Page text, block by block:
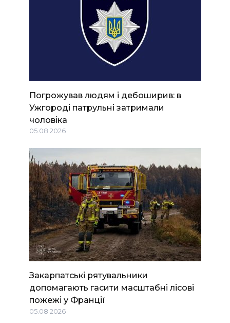
Погрожував людям і дебоширив: в
Ужгороді патрульні затримали
чоловіка
05.08.2026
Закарпатські рятувальники
допомагають гасити масштабні лісові
пожежі у Франції
05.08.2026